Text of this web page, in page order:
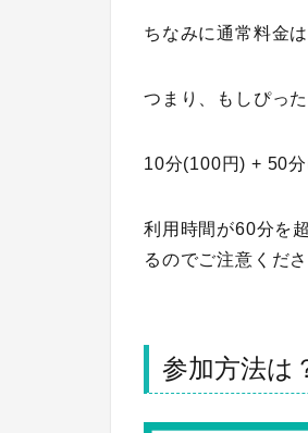
ちなみに通常料金
つまり、もしぴっ
10分(100円) + 50
利用時間が60分を
るのでご注意くださ
参加方法は